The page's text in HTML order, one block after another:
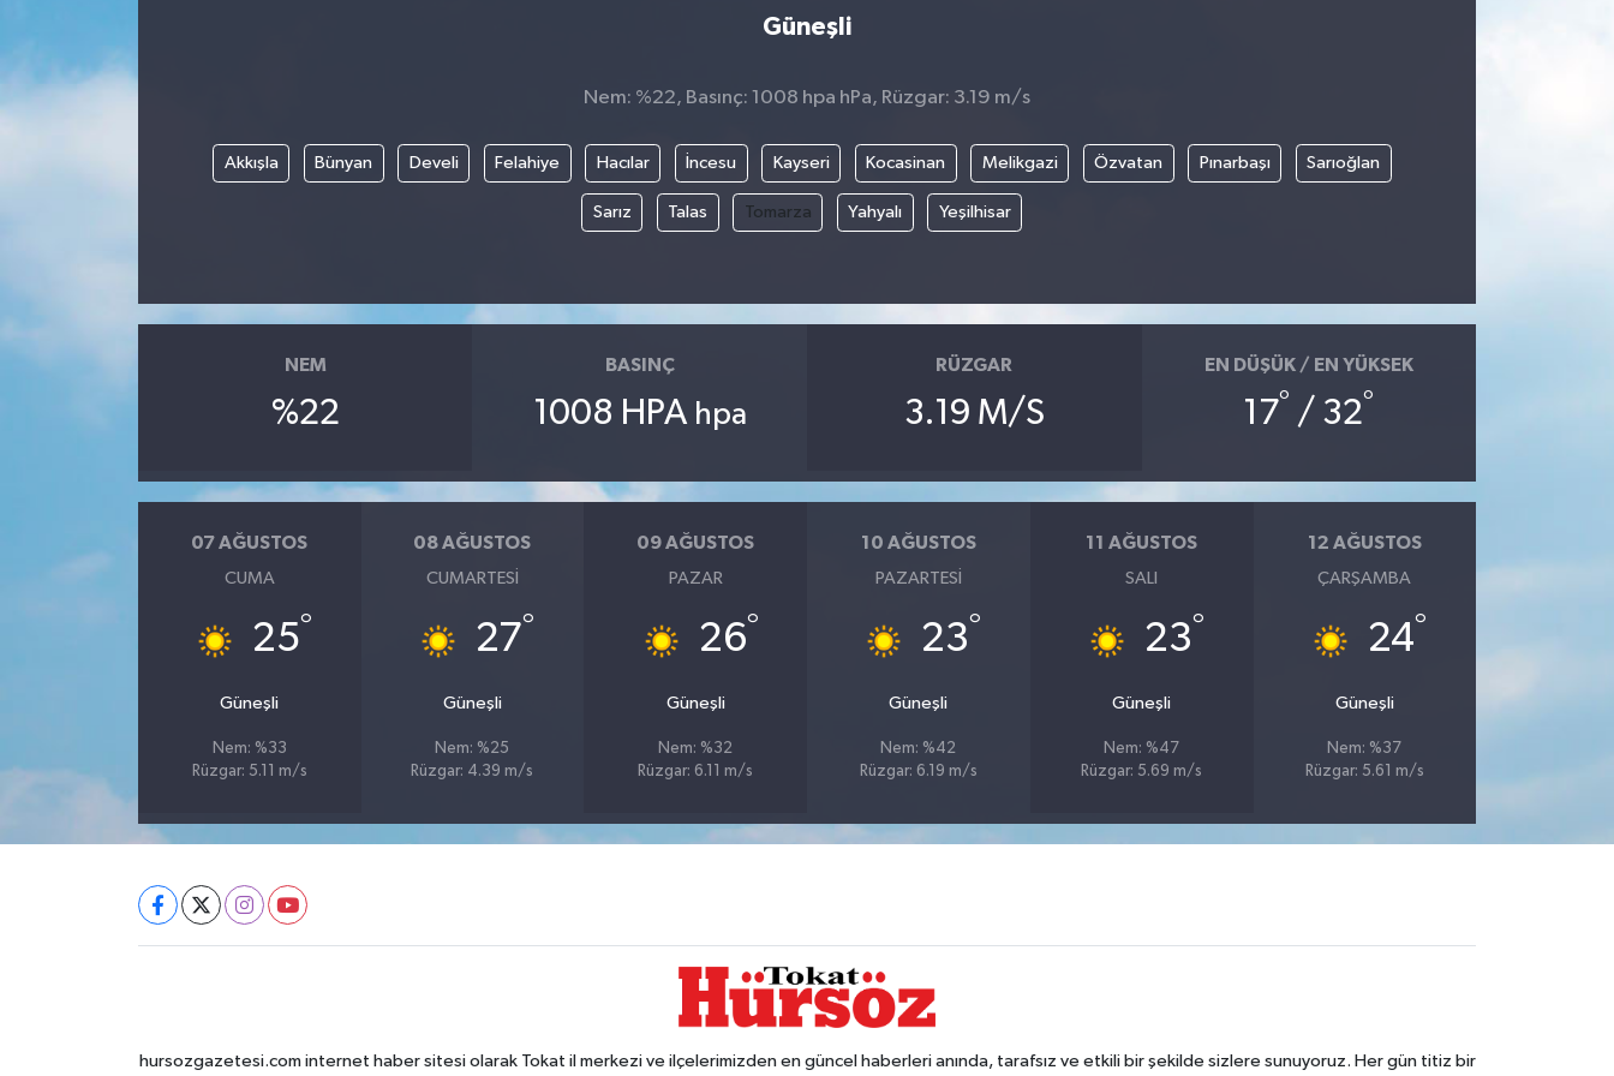
Güneşli
Nem: %22, Basınç: 1008 hpa hPa, Rüzgar: 3.19 m/s
Akkışla Bünyan Develi Felahiye Hacılar İncesu Kayseri Kocasinan Melikgazi Özvatan Pınarbaşı Sarıoğlan
Sarız Talas Tomarza Yahyalı Yeşilhisar
NEM
%22
BASINÇ
1008 HPA hpa
RÜZGAR
3.19 M/S
EN DÜŞÜK / EN YÜKSEK
17° / 32°
07 AĞUSTOS
CUMA
25°
Güneşli
Nem: %33
Rüzgar: 5.11 m/s
08 AĞUSTOS
CUMARTESI
27°
Güneşli
Nem: %25
Rüzgar: 4.39 m/s
09 AĞUSTOS
PAZAR
26°
Güneşli
Nem: %32
Rüzgar: 6.11 m/s
10 AĞUSTOS
PAZARTESI
23°
Güneşli
Nem: %42
Rüzgar: 6.19 m/s
11 AĞUSTOS
SALI
23°
Güneşli
Nem: %47
Rüzgar: 5.69 m/s
12 AĞUSTOS
ÇARŞAMBA
24°
Güneşli
Nem: %37
Rüzgar: 5.61 m/s
hursozgazetesi.com internet haber sitesi olarak Tokat il merkezi ve ilçelerimizden en güncel haberleri anında, tarafsız ve etkili bir şekilde sizlere sunuyoruz. Her gün titiz bir